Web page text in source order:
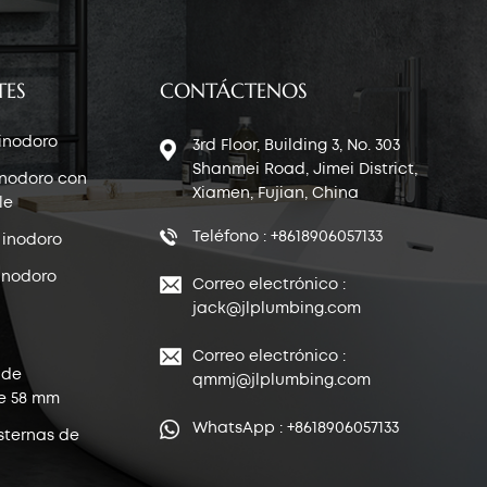
con
58 mm
de
CONTÁCTENOS
3rd Floor, Building 3, No. 303
Shanmei Road, Jimei District,
Xiamen, Fujian, China
Teléfono : +8618906057133
Correo electrónico :
jack@jlplumbing.com
Correo electrónico :
qmmj@jlplumbing.com
WhatsApp : +8618906057133